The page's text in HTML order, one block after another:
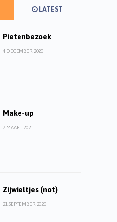
LATEST
Pietenbezoek
4 DECEMBER 2020
Make-up
7 MAART 2021
Zijwieltjes (not)
21 SEPTEMBER 2020